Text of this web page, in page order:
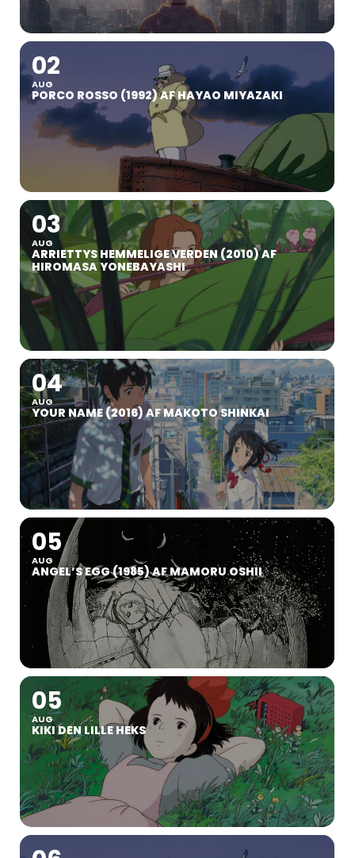
02
AUG
PORCO ROSSO (1992) AF HAYAO MIYAZAKI
03
AUG
ARRIETTYS HEMMELIGE VERDEN (2010) AF
HIROMASA YONEBAYASHI
04
AUG
YOUR NAME (2016) AF MAKOTO SHINKAI
05
AUG
ANGEL’S EGG (1985) AF MAMORU OSHII
05
AUG
KIKI DEN LILLE HEKS